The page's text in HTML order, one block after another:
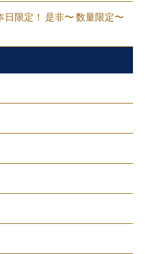
日限定！ 是非〜 数量限定〜